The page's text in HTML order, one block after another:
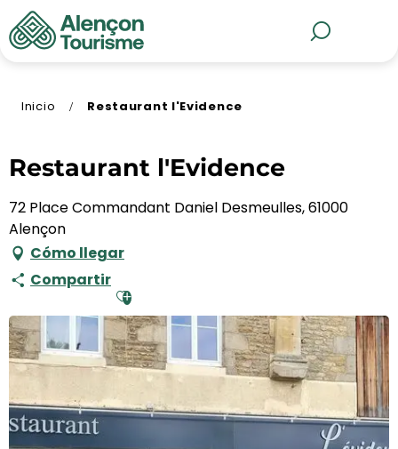
Aller
au
contenu
Inicio Restaurant l'Evidence
Restaurant l'Evidence
72 Place Commandant Daniel Desmeulles, 61000
Alençon
Cómo llegar
Compartir Ajouter aux favoris